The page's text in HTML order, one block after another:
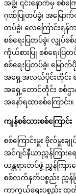
အဖွဲ့၊ ၎င်းနောက်မှ စစ်က
ဂုဏ်ပြုတပ်ခွဲ၊ အမြောက်တ
တပ်ခွဲ၊ လေကြောင်းရန်
စစ်ရေးပြတပ်ခွဲ၊ လျှပ်စ
ကိုယ်စားပြု စစ်ရေးပြတ
စစ်ရေးပြတပ်ခွဲ၊ မြော
အရှေ့အလယ်ပိုင်းတိုင်း စစ်
အရှေ့တောင်တိုင်း စစ်ဌာ
အနော်ရထာစစ်ကြောင်း။
ကျန်စစ်သားစစ်ကြောင်း
စစ်ကြောင်းမှူး ဗိုလ်မှူးခ
အင်ဂျင်နီယာညွှန်ကြားရ
ယန္တရားတပ်ဖွဲ့ ညွှန်ကြား
စစ်လက်နက်ပစ္စည်း ညွှန်ကြ
ကာကွယ်ရေးပစ္စည်း ထုတ်